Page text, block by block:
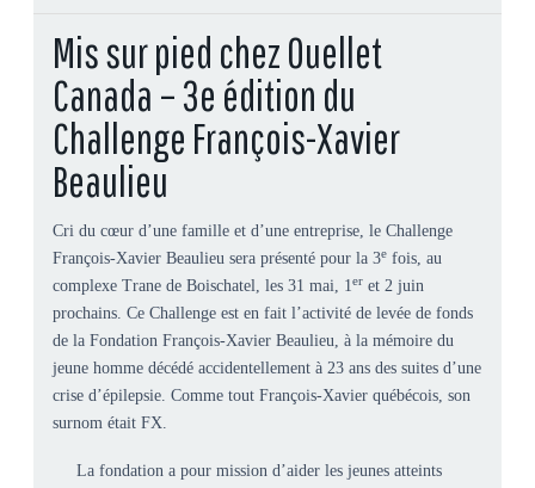
Mis sur pied chez Ouellet
Canada – 3e édition du
Challenge François-Xavier
Beaulieu
Cri du cœur d’une famille et d’une entreprise, le Challenge
François-Xavier Beaulieu sera présenté pour la 3e fois, au
complexe Trane de Boischatel, les 31 mai, 1er et 2 juin
prochains. Ce Challenge est en fait l’activité de levée de fonds
de la Fondation François-Xavier Beaulieu, à la mémoire du
jeune homme décédé accidentellement à 23 ans des suites d’une
crise d’épilepsie. Comme tout François-Xavier québécois, son
surnom était FX.
La fondation a pour mission d’aider les jeunes atteints